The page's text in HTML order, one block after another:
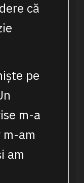
că
pe
m-a
am
am